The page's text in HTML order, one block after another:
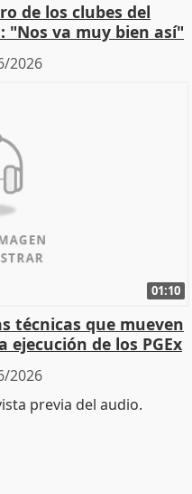
de los clubes del
va muy bien así"
2026
01:10
técnicas que mueven
de los PGEx
2026